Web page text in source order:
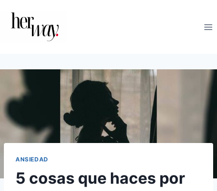
contenido
ANSIEDAD
5 cosas que haces por